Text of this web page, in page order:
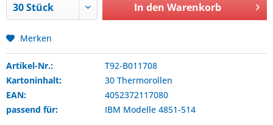
In den Warenkorb
Merken
Artikel-Nr.:
T92-B011708
Kartoninhalt:
30 Thermorollen
EAN:
4052372117080
passend für:
IBM Modelle 4851-514